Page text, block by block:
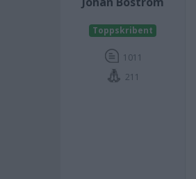
Toppskribent
1011
211